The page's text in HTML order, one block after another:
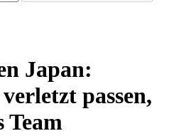
Japan:
passen,
Team